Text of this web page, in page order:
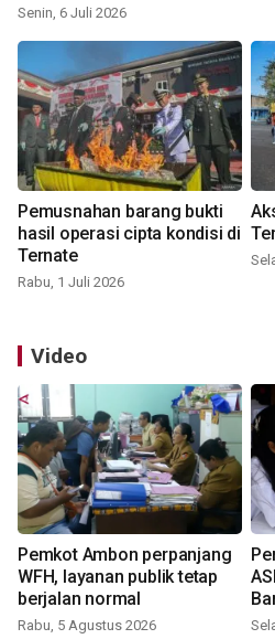
Senin, 6 Juli 2026
Pemusnahan barang bukti
hasil operasi cipta kondisi di
Ternate
Rabu, 1 Juli 2026
Video
Pemkot Ambon perpanjang
WFH, layanan publik tetap
berjalan normal
Rabu, 5 Agustus 2026